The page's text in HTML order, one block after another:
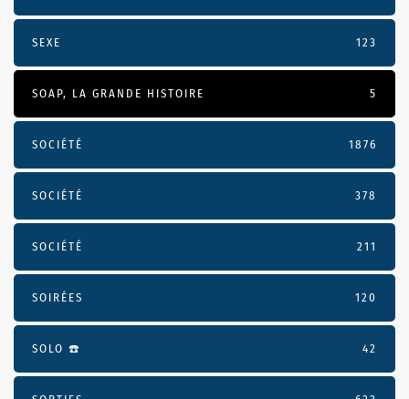
SEXE 123
SOAP, LA GRANDE HISTOIRE 5
SOCIÉTÉ 1876
SOCIÉTÉ 378
SOCIÉTÉ 211
SOIRÉES 120
SOLO ☎️ 42